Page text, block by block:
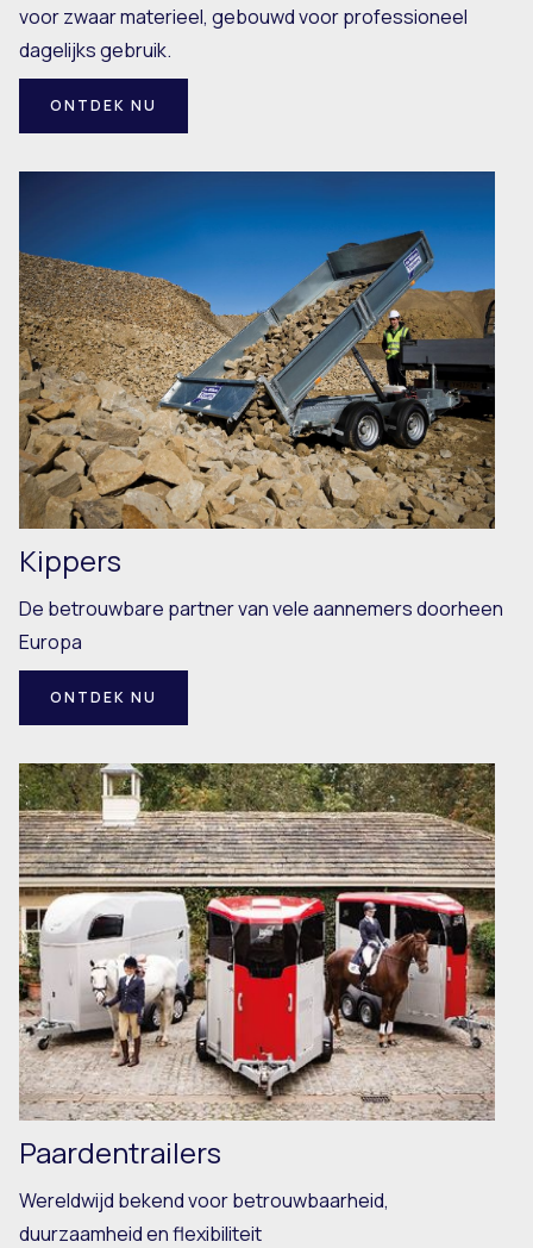
voor zwaar materieel, gebouwd voor professioneel
dagelijks gebruik.
ONTDEK NU
Kippers
De betrouwbare partner van vele aannemers doorheen
Europa
ONTDEK NU
Paardentrailers
Wereldwijd bekend voor betrouwbaarheid,
duurzaamheid en flexibiliteit